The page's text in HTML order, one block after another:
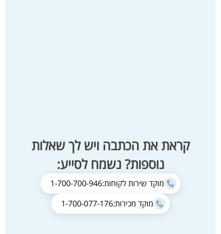
קראת את הכתבה ויש לך שאלות
נוספות? נשמח לסייע:
מוקד שירות לקוחות:1-700-700-946
מוקד מכירות:1-700-077-176